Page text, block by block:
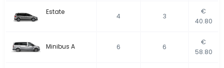
Estate
4 3
€
40.80
Minibus A 6 6
€
58.80